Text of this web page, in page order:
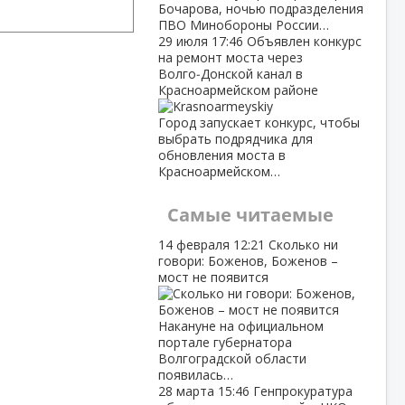
Бочарова, ночью подразделения
ПВО Минобороны России…
29 июля 17:46 Объявлен конкурс
на ремонт моста через
Волго‑Донской канал в
Красноармейском районе
Город запускает конкурс, чтобы
выбрать подрядчика для
обновления моста в
Красноармейском…
Самые читаемые
14 февраля 12:21 Сколько ни
говори: Боженов, Боженов –
мост не появится
Накануне на официальном
портале губернатора
Волгоградской области
появилась…
28 марта 15:46 Генпрокуратура